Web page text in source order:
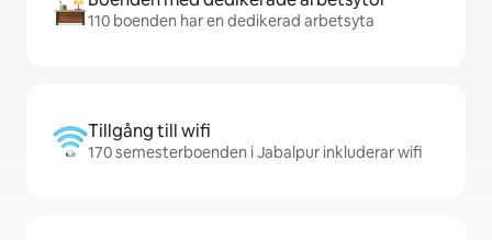
110 boenden har en dedikerad arbetsyta
Tillgång till wifi
170 semesterboenden i Jabalpur inkluderar wifi